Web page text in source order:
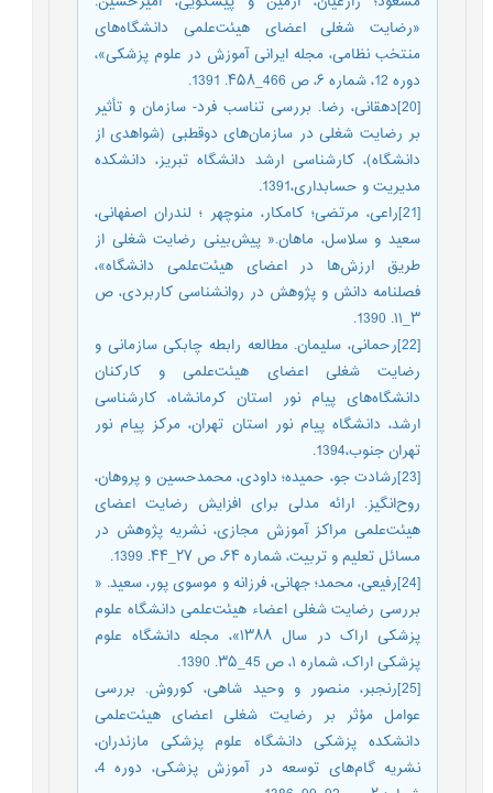
«رضایت شغلی اعضای هیئت‌علمی دانشگاه‌های
منتخب نظامی، مجله ایرانی آموزش در علوم پزشکی»،
دوره 12، شماره ۶، ص 466_۴۵۸. 1391.
[20]دهقانی، رضا. بررسی تناسب فرد- سازمان و تأثیر
بر رضایت شغلی در سازمان‌های دوقطبی (شواهدی از
دانشگاه)، کارشناسی ارشد دانشگاه تبریز، دانشکده
مدیریت و حسابداری،1391.
[21]راعی، مرتضی؛ کامکار، منوچهر ؛ لندران اصفهانی،
سعید و سلاسل، ماهان.« پیش‌بینی رضایت شغلی از
طریق ارزش‌ها در اعضای هیئت‌علمی دانشگاه»،
فصلنامه دانش و پژوهش در روانشناسی کاربردی، ص
۳_۱۱. 1390.
[22]رحمانی، سلیمان. مطالعه رابطه چابکی سازمانی و
رضایت شغلی اعضای هیئت‌علمی و کارکنان
دانشگاه‌های پیام نور استان کرمانشاه، کارشناسی
ارشد، دانشگاه پیام نور استان تهران، مرکز پیام نور
تهران جنوب،1394.
[23]رشادت جو، حمیده؛ داودی، محمدحسین و پروهان،
روح‌انگیز. ارائه مدلی برای افزایش رضایت اعضای
هیئت‌علمی مراکز آموزش مجازی، نشریه پژوهش در
مسائل تعلیم و تربیت، شماره ۶۴، ص ۲۷_۴۴. 1399.
[24]رفیعی، محمد؛ جهانی، فرزانه و موسوی پور، سعید. «
بررسی رضایت شغلی اعضاء هیئت‌علمی دانشگاه علوم
پزشکی اراک در سال ۱۳۸۸»، مجله دانشگاه علوم
پزشکی اراک، شماره ۱، ص 45_۳۵. 1390.
[25]رنجبر، منصور و وحید شاهی، کوروش. بررسی
عوامل مؤثر بر رضایت شغلی اعضای هیئت‌علمی
دانشکده پزشکی دانشگاه علوم پزشکی مازندران،
نشریه گام‌های توسعه در آموزش پزشکی، دوره 4،